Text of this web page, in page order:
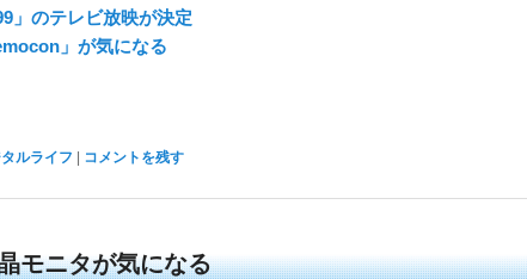
」のテレビ放映が決定
」が気になる
ルライフ コメントを残す
モニタが気になる